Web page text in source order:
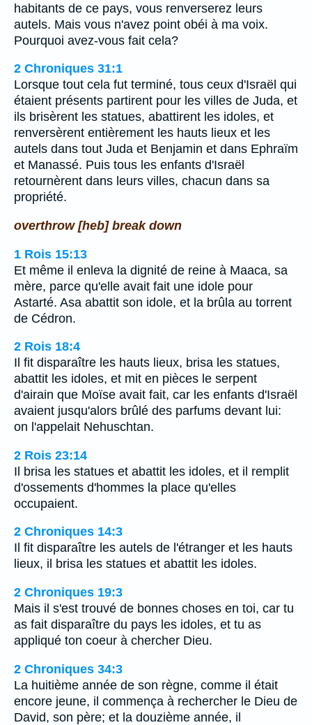
habitants de ce pays, vous renverserez leurs
autels. Mais vous n'avez point obéi à ma voix.
Pourquoi avez-vous fait cela?
2 Chroniques 31:1
Lorsque tout cela fut terminé, tous ceux d'Israël qui
étaient présents partirent pour les villes de Juda, et
ils brisèrent les statues, abattirent les idoles, et
renversèrent entièrement les hauts lieux et les
autels dans tout Juda et Benjamin et dans Ephraïm
et Manassé. Puis tous les enfants d'Israël
retournèrent dans leurs villes, chacun dans sa
propriété.
overthrow [heb] break down
1 Rois 15:13
Et même il enleva la dignité de reine à Maaca, sa
mère, parce qu'elle avait fait une idole pour
Astarté. Asa abattit son idole, et la brûla au torrent
de Cédron.
2 Rois 18:4
Il fit disparaître les hauts lieux, brisa les statues,
abattit les idoles, et mit en pièces le serpent
d'airain que Moïse avait fait, car les enfants d'Israël
avaient jusqu'alors brûlé des parfums devant lui:
on l'appelait Nehuschtan.
2 Rois 23:14
Il brisa les statues et abattit les idoles, et il remplit
d'ossements d'hommes la place qu'elles
occupaient.
2 Chroniques 14:3
Il fit disparaître les autels de l'étranger et les hauts
lieux, il brisa les statues et abattit les idoles.
2 Chroniques 19:3
Mais il s'est trouvé de bonnes choses en toi, car tu
as fait disparaître du pays les idoles, et tu as
appliqué ton coeur à chercher Dieu.
2 Chroniques 34:3
La huitième année de son règne, comme il était
encore jeune, il commença à rechercher le Dieu de
David, son père; et la douzième année, il